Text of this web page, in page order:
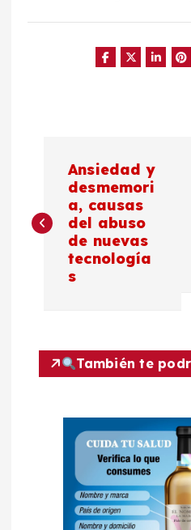
v
a
Ansiedad y
desmemori
a, causas
del abuso
de nuevas
tecnología
s
También te